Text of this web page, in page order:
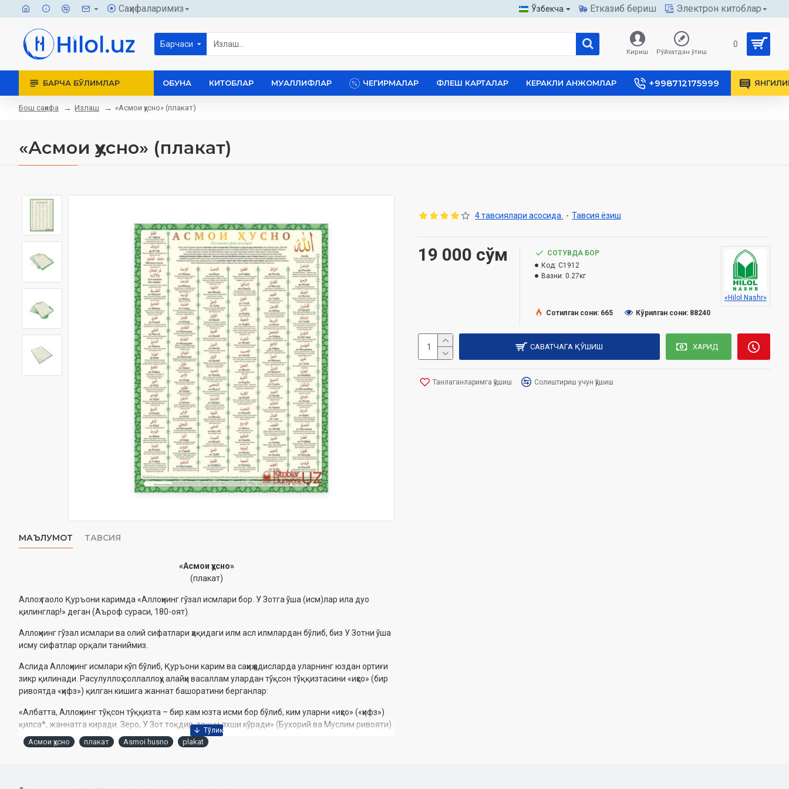
Саҳифаларимиз Ўзбекча Етказиб бериш Электрон китоблар
Барчаси
Кириш Рўйхатдан ўтиш
0
БАРЧА БЎЛИМЛАР ОБУНА КИТОБЛАР МУАЛЛИФЛАР ЧЕГИРМАЛАР ФЛЕШ КАРТАЛАР КЕРАКЛИ АНЖОМЛАР +998712175999
Бош саҳифа Излаш «Асмои ҳусно» (плакат)
«Асмои ҳусно» (плакат)
МАЪЛУМОТ ТАВСИЯ
«Асмои ҳусно»
(плакат)
Аллоҳ таоло Қуръони каримда «Аллоҳнинг гўзал исмлари бор. У Зотга ўша (исм)лар ила дуо
қилинглар!» деган (Аъроф сураси, 180-оят).
Аллоҳнинг гўзал исмлари ва олий сифатлари ҳақидаги илм асл илмлардан бўлиб, биз У Зотни ўша
исму сифатлар орқали таниймиз.
Аслида Аллоҳнинг исмлари кўп бўлиб, Қуръони карим ва саҳиҳ ҳадисларда уларнинг юздан ортиғи
зикр қилинади. Расулуллоҳ соллаллоҳу алайҳи васаллам улардан тўқсон тўққизтасини «иҳсо» (бир
ривоятда «ҳифз») қилган кишига жаннат башоратини берганлар:
«Албатта, Аллоҳнинг тўқсон тўққизта – бир кам юзта исми бор бўлиб, ким уларни «иҳсо» («ҳифз»)
қилса*, жаннатга киради. Зеро, У Зот тоқдир, тоқни яхши кўради» (Бухорий ва Муслим ривояти).
* Ибн Ҳажар Асқалоний, Бадриддин Айний, Нававий, Муновий, Суютий, Қози Иёз, Бағавий, Ибн
4 тавсиялари асосида. - Тавсия ёзиш
19 000 сўм
СОТУВДА БОР
Код: C1912
Вазни: 0.27кг
«Hilol Nashr»
Сотилган сони: 665
Кўрилган сони: 88240
САВАТЧАГА ҚЎШИШ ХАРИД
Танлаганларимга қўшиш Солиштириш учун қўшиш
Асмои ҳусно плакат Asmoi husno plakat